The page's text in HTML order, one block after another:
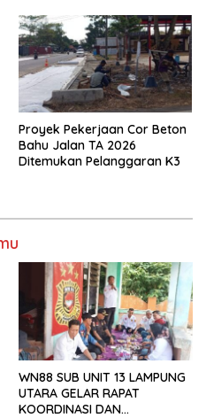
Proyek Pekerjaan Cor Beton
Bahu Jalan TA 2026
Ditemukan Pelanggaran K3
WN88 SUB UNIT 13 LAMPUNG
UTARA GELAR RAPAT
KOORDINASI DAN